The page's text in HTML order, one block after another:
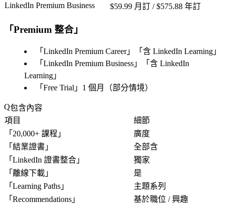
LinkedIn Premium Business
$59.99 月訂 / $575.88 年訂
「Premium 整合 」
「 LinkedIn Premium Career」「 含 LinkedIn Learning 」
「 LinkedIn Premium Business 」「 含 LinkedIn
Learning 」
「 Free Trial 」1 個月（部分情境）
包含內容
項目
細節
「 20,000+ 課程 」
廣度
「 結業證書 」
全部含
「 LinkedIn 證書整合 」
獨家
「 離線下載 」
是
「 Learning Paths 」
主題系列
「 Recommendations 」 基於職位 / 興趣